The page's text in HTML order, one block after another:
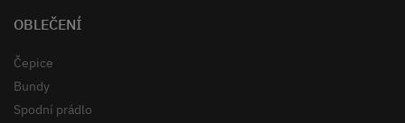
OBLEČENÍ
Čepice
Bundy
Spodní prádlo